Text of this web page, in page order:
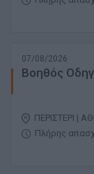
07/08/2026
Βοηθός
ΠΕΡΙΣΤΕΡΙ |
Πλήρης